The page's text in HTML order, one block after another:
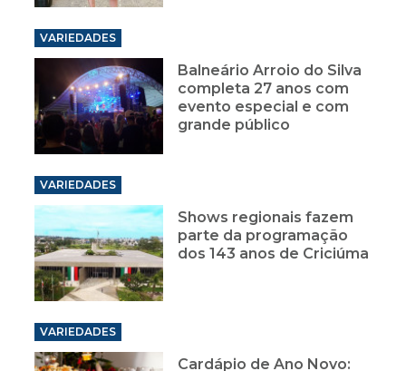
VARIEDADES
Balneário Arroio do Silva
completa 27 anos com
evento especial e com
grande público
VARIEDADES
Shows regionais fazem
parte da programação
dos 143 anos de Criciúma
VARIEDADES
Cardápio de Ano Novo: